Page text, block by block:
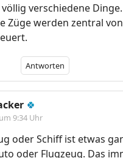
verschiedene Dinge.
Züge werden zentral
Antworten
🍀
9:34 Uhr
oder Schiff ist etwas
oder Flugzeug. Das